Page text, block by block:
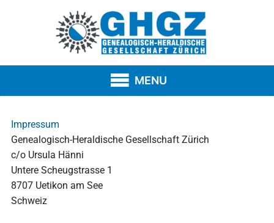
MENU
Impressum
Genealogisch-Heraldische Gesellschaft Zürich
c/o Ursula Hänni
Untere Scheugstrasse 1
8707 Uetikon am See
Schweiz